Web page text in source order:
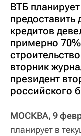
ВТБ
кредитов
примерно
вторник
президент
российского
МОСКВА, 9
планирует в